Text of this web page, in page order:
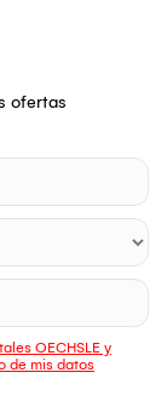
ofertas
OECHSLE y
de mis datos